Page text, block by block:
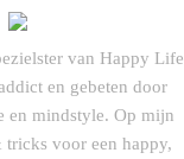
van Happy Life
en gebeten door
en mindstyle. Op mijn
voor een happy,